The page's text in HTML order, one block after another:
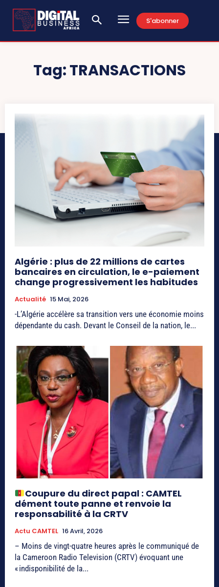
S'abonner
Tag:TRANSACTIONS
Algérie : plus de 22 millions de cartes
bancaires en circulation, le e-paiement
change progressivement les habitudes
Actualité 15 Mai, 2026
-L’Algérie accélère sa transition vers une économie moins
dépendante du cash. Devant le Conseil de la nation, le...
Coupure du direct papal : CAMTEL
dément toute panne et renvoie la
responsabilité à la CRTV
Actu CAMTEL 16 Avril, 2026
– Moins de vingt-quatre heures après le communiqué de
la Cameroon Radio Television (CRTV) évoquant une
« indisponibilité de la...